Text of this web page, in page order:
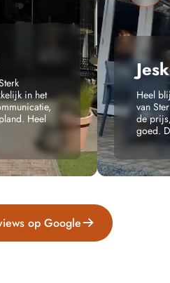
in het
Heel
Heel
van
de
goed.
op Google